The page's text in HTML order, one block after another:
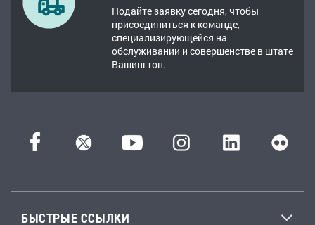
Подайте заявку сегодня, чтобы
присоединиться к команде,
специализирующейся на
обслуживании и совершенстве в штате
Вашингтон.
БЫСТРЫЕ ССЫЛКИ